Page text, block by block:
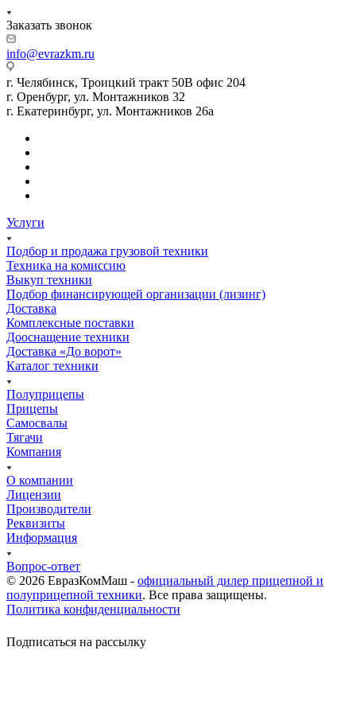
Заказать звонок
info@evrazkm.ru
г. Челябинск, Троицкий тракт 50В офис 204
г. Оренбург, ул. Монтажников 32
г. Екатеринбург, ул. Монтажников 26а
Услуги
Подбор и продажа грузовой техники
Техника на комиссию
Выкуп техники
Подбор финансирующей организации (лизинг)
Доставка
Комплексные поставки
Дооснащение техники
Доставка «До ворот»
Каталог техники
Полуприцепы
Прицепы
Самосвалы
Тягачи
Компания
О компании
Лицензии
Производители
Реквизиты
Информация
Вопрос-ответ
© 2026 ЕвразКомМаш - официальный дилер прицепной и
полуприцепной техники. Все права защищены.
Политика конфиденциальности
Подписаться на рассылку